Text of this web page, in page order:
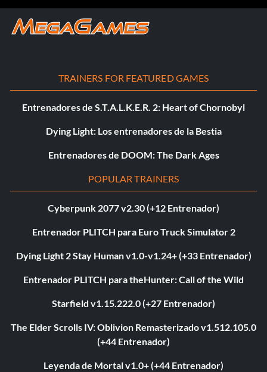
TRAINERS FOR FEATURED GAMES
Entrenadores de S.T.A.L.K.E.R. 2: Heart of Chornobyl
Dying Light: Los entrenadores de la Bestia
Entrenadores de DOOM: The Dark Ages
POPULAR TRAINERS
Cyberpunk 2077 v2.30 (+12 Entrenador)
Entrenador PLITCH para Euro Truck Simulator 2
Dying Light 2 Stay Human v1.0-v1.24+ (+33 Entrenador)
Entrenador PLITCH para theHunter: Call of the Wild
Starfield v1.15.222.0 (+27 Entrenador)
The Elder Scrolls IV: Oblivion Remasterizado v1.512.105.0
(+44 Entrenador)
Leyenda de Mortal v1.0+ (+44 Entrenador)